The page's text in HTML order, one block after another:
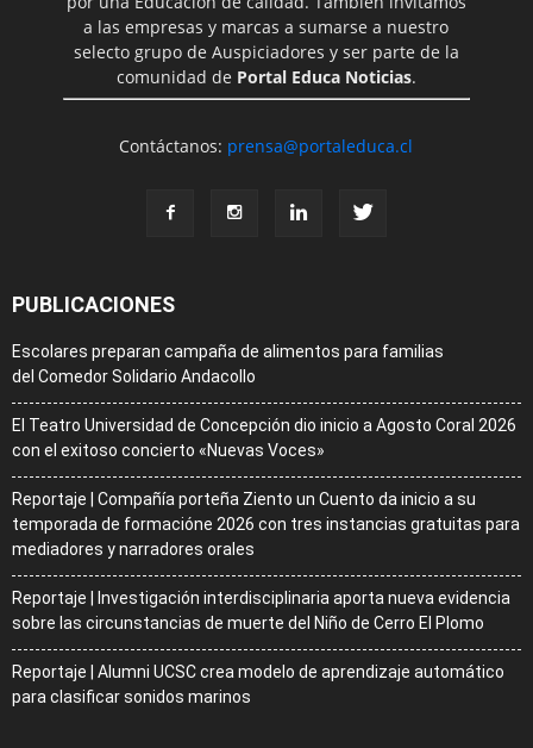
a las empresas y marcas a sumarse a nuestro
selecto grupo de Auspiciadores y ser parte de la
comunidad de Portal Educa Noticias.
Contáctanos: prensa@portaleduca.cl
PUBLICACIONES
Escolares preparan campaña de alimentos para familias
del Comedor Solidario Andacollo
El Teatro Universidad de Concepción dio inicio a Agosto Coral 2026
con el exitoso concierto «Nuevas Voces»
Reportaje | Compañía porteña Ziento un Cuento da inicio a su
temporada de formacióne 2026 con tres instancias gratuitas para
mediadores y narradores orales
Reportaje | Investigación interdisciplinaria aporta nueva evidencia
sobre las circunstancias de muerte del Niño de Cerro El Plomo
Reportaje | Alumni UCSC crea modelo de aprendizaje automático
para clasificar sonidos marinos